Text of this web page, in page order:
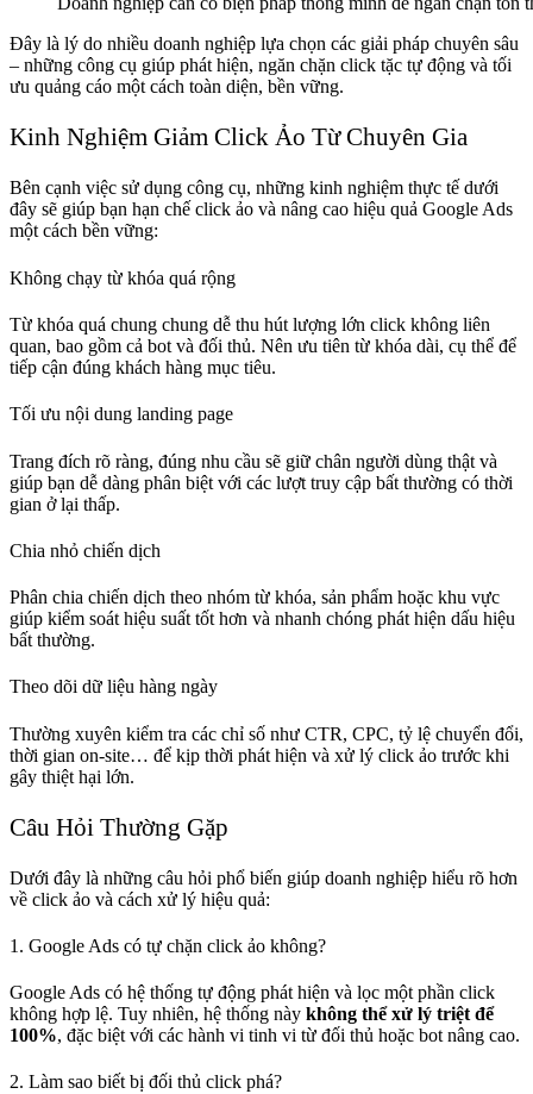
Đây là lý do nhiều doanh nghiệp lựa chọn các giải pháp chuyên sâu
– những công cụ giúp phát hiện, ngăn chặn click tặc tự động và tối
ưu quảng cáo một cách toàn diện, bền vững.
Kinh Nghiệm Giảm Click Ảo Từ Chuyên Gia
Bên cạnh việc sử dụng công cụ, những kinh nghiệm thực tế dưới
đây sẽ giúp bạn hạn chế click ảo và nâng cao hiệu quả Google Ads
một cách bền vững:
Không chạy từ khóa quá rộng
Từ khóa quá chung chung dễ thu hút lượng lớn click không liên
quan, bao gồm cả bot và đối thủ. Nên ưu tiên từ khóa dài, cụ thể để
tiếp cận đúng khách hàng mục tiêu.
Tối ưu nội dung landing page
Trang đích rõ ràng, đúng nhu cầu sẽ giữ chân người dùng thật và
giúp bạn dễ dàng phân biệt với các lượt truy cập bất thường có thời
gian ở lại thấp.
Chia nhỏ chiến dịch
Phân chia chiến dịch theo nhóm từ khóa, sản phẩm hoặc khu vực
giúp kiểm soát hiệu suất tốt hơn và nhanh chóng phát hiện dấu hiệu
bất thường.
Theo dõi dữ liệu hàng ngày
Thường xuyên kiểm tra các chỉ số như CTR, CPC, tỷ lệ chuyển đổi,
thời gian on-site… để kịp thời phát hiện và xử lý click ảo trước khi
gây thiệt hại lớn.
Câu Hỏi Thường Gặp
Dưới đây là những câu hỏi phổ biến giúp doanh nghiệp hiểu rõ hơn
về click ảo và cách xử lý hiệu quả:
1. Google Ads có tự chặn click ảo không?
Google Ads có hệ thống tự động phát hiện và lọc một phần click
không hợp lệ. Tuy nhiên, hệ thống này không thể xử lý triệt để
100%, đặc biệt với các hành vi tinh vi từ đối thủ hoặc bot nâng cao.
2. Làm sao biết bị đối thủ click phá?